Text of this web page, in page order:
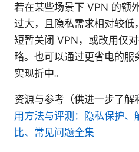
若在某些场景下 VPN 的额
过大，且隐私需求相对较低
短暂关闭 VPN，或改用仅
略。也可以通过更省电的
实现折中。
资源与参考（供进一步了解
用方法与评测：隐私保护、
比、常见问题全集